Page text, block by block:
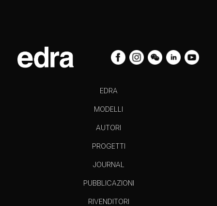
EDRA
MODELLI
AUTORI
PROGETTI
JOURNAL
PUBBLICAZIONI
RIVENDITORI